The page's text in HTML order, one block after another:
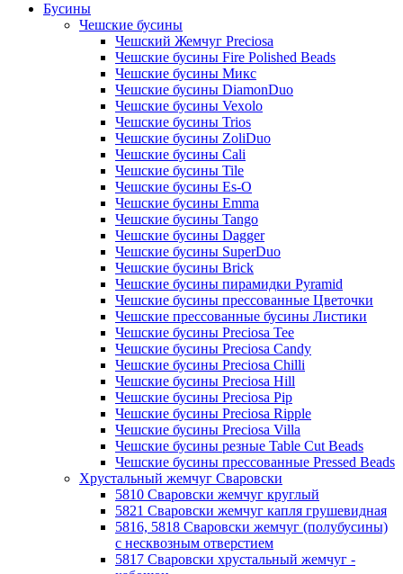
Бусины
Чешские бусины
Чешский Жемчуг Preciosa
Чешские бусины Fire Polished Beads
Чешские бусины Микс
Чешские бусины DiamonDuo
Чешские бусины Vexolo
Чешские бусины Trios
Чешские бусины ZoliDuo
Чешские бусины Cali
Чешские бусины Tile
Чешские бусины Es-O
Чешские бусины Emma
Чешские бусины Tango
Чешские бусины Dagger
Чешские бусины SuperDuo
Чешские бусины Brick
Чешские бусины пирамидки Pyramid
Чешские бусины прессованные Цветочки
Чешские прессованные бусины Листики
Чешские бусины Preciosa Tee
Чешские бусины Preciosa Candy
Чешские бусины Preciosa Chilli
Чешские бусины Preciosa Hill
Чешские бусины Preciosa Pip
Чешские бусины Preciosa Ripple
Чешские бусины Preciosa Villa
Чешские бусины резные Table Cut Beads
Чешские бусины прессованные Pressed Beads
Хрустальный жемчуг Сваровски
5810 Сваровски жемчуг круглый
5821 Сваровски жемчуг капля грушевидная
5816, 5818 Сваровски жемчуг (полубусины)
с несквозным отверстием
5817 Сваровски хрустальный жемчуг -